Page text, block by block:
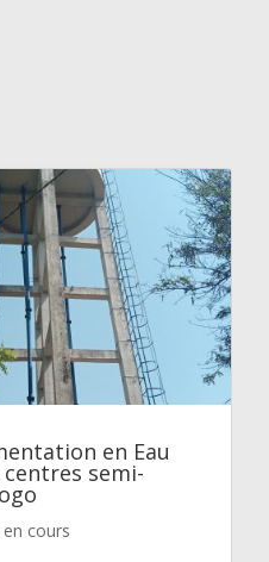
en Eau
semi-
cours